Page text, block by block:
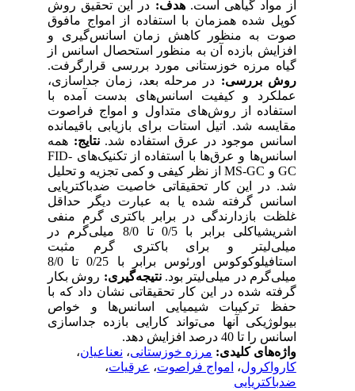
از مواد گیاهی است.هدف:در این تحقیق روش
کوپل شده همزمان با استفاده از امواج مافوق
صوت به منظور کاهش زمان اسانس‌گیری و
افزایش بازده آن به منظور استحصال اسانس از
گیاه مرزه خوزستانی مورد بررسی قرارگرفت.
روش بررسی:در مرحله بعد، زمان جداسازی،
عملکرد و کیفیت اسانس‌های بدست آمده با
استفاده از روش‌های متداول و امواج فراصوت
مقایسه شد. اتیل استات برای بازیابی باقیمانده
اسانس موجود در عرق استفاده شد.نتایج:همه
اسانس‌ها و عرق‌ها با استفاده از تکنیک‌های FID-
GC و MS-GC از نظر کیفی و کمی تجزیه و تحلیل
شد. در این کار تحقیقاتی خاصیت ضدباکتریایی
اسانس گرفته شده یا به عبارت دیگر حداقل
غلظت بازدارندگی در برابر باکتری گرم منفی
اشریشیاکلی برابر با 0/5 تا 8/0 میلی‌گرم در
میلی‌لیتر و برای باکتری گرم مثبت
استافیلوکوکوس اورئوس برابر با 0/25 تا 8/0
میلی‌گرم در میلی‌لیتر بود.نتیجه‌گیری:روش بکار
گرفته شده در این کار تحقیقاتی نشان داد که با
حفظ ترکیبات شیمیایی اسانس‌ها و خواص
بیولوژیکی آنها می‌تواند کارایی بازده جداسازی
اسانس را تا 40 درصد افزایش دهد.
واژه‌های کلیدی:مرزه خوزستانی،نعناعیان،
کارواکرول ،امواج فراصوت،عرقیات،
ضدباکتریایی